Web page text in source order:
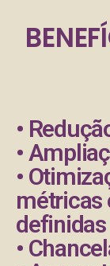
•
•
•
métricas
definidas
•